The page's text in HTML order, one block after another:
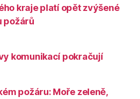
kraje platí opět zvýšené
požárů
komunikací pokračují
požáru: Moře zeleně,